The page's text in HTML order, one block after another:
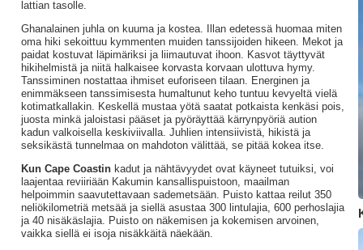
lattian tasolle.
Ghanalainen juhla on kuuma ja kostea. Illan edetessä huomaa miten
oma hiki sekoittuu kymmenten muiden tanssijoiden hikeen. Mekot ja
paidat kostuvat läpimäriksi ja liimautuvat ihoon. Kasvot täyttyvät
hikihelmistä ja niitä halkaisee korvasta korvaan ulottuva hymy.
Tanssiminen nostattaa ihmiset euforiseen tilaan. Energinen ja
enimmäkseen tanssimisesta humaltunut keho tuntuu kevyeltä vielä
kotimatkallakin. Keskellä mustaa yötä saatat potkaista kenkäsi pois,
juosta minkä jaloistasi pääset ja pyöräyttää kärrynpyöriä aution
kadun valkoisella keskiviivalla. Juhlien intensiivistä, hikistä ja
seksikästä tunnelmaa on mahdoton välittää, se pitää kokea itse.
Kun Cape Coastinkadut ja nähtävyydet ovat käyneet tutuiksi, voi
laajentaa reviiriään Kakumin kansallispuistoon, maailman
helpoimmin saavutettavaan sademetsään. Puisto kattaa reilut 350
neliökilometriä metsää ja siellä asustaa 300 lintulajia, 600 perhoslajia
ja 40 nisäkäslajia. Puisto on näkemisen ja kokemisen arvoinen,
vaikka siellä ei isoja nisäkkäitä näekään.